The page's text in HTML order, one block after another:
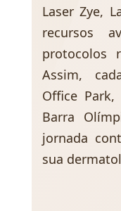
Laser Zye,
recursos
protocolos
Assim,
Office
Barra
jornada
sua